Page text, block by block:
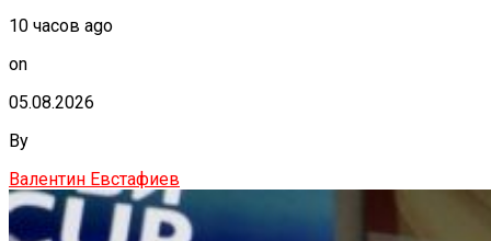
10 часов ago
on
05.08.2026
By
Валентин Евстафиев